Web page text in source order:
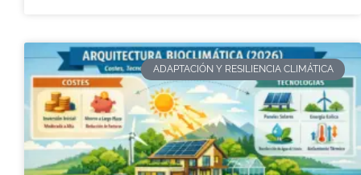
ADAPTACIÓN Y RESILIENCIA CLIMÁTICA